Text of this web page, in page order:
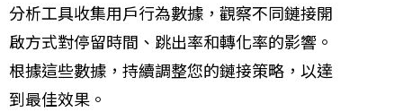
分析工具收集用戶行為數據，觀察不同鏈接開
啟方式對停留時間、跳出率和轉化率的影響。
根據這些數據，持續調整您的鏈接策略，以達
到最佳效果。